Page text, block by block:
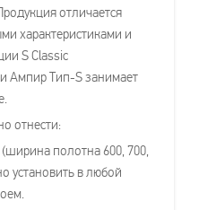
отличается
характеристиками и
S Classic
Ампир Тип-S занимает
отнести:
полотна 600, 700,
установить в любой